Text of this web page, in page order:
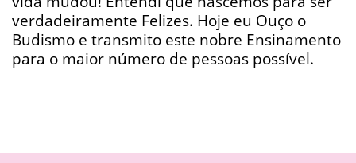
verdadeiramente Felizes. Hoje eu Ouço o
Budismo e transmito este nobre Ensinamento
para o maior número de pessoas possível.